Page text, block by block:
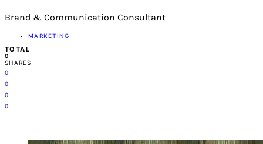
Brand & Communication Consultant
MARKETING
TOTAL
0
SHARES
0
0
0
0